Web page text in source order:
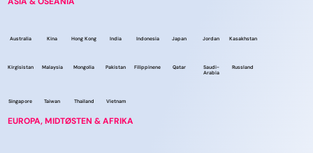
Australia Kina Hong Kong India Indonesia Japan Jordan Kasakhstan
Kirgisistan Malaysia Mongolia Pakistan Filippinene Qatar
Saudi-
Arabia
Russland
Singapore Taiwan Thailand Vietnam
EUROPA, MIDTØSTEN & AFRIKA